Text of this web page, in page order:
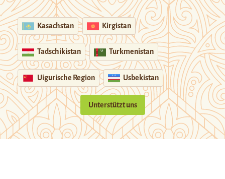
Kasachstan Kirgistan
Tadschikistan Turkmenistan
Uigurische Region Usbekistan
Unterstützt uns